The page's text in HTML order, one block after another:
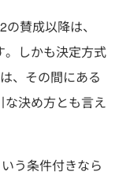
賛成以降は、
。しかも決定方式
、その間にある
決め方とも言え
う条件付きなら